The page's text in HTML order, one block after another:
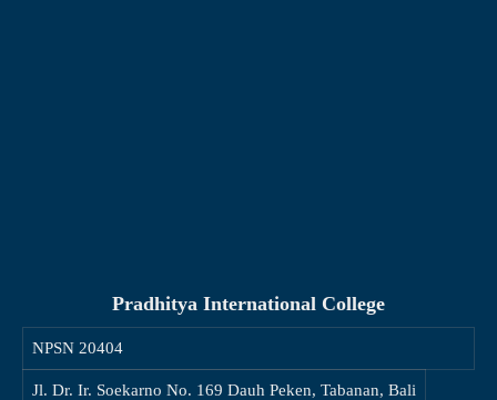
Pradhitya International College
NPSN 20404
Jl. Dr. Ir. Soekarno No. 169 Dauh Peken, Tabanan, Bali